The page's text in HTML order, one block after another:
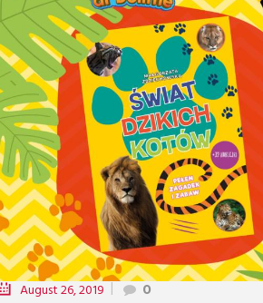
August 26, 2019 0